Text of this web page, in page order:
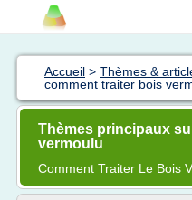
Accueil > Thèmes &
comment traiter bois
Thèmes principaux
vermoulu
Comment Traiter Le Bois